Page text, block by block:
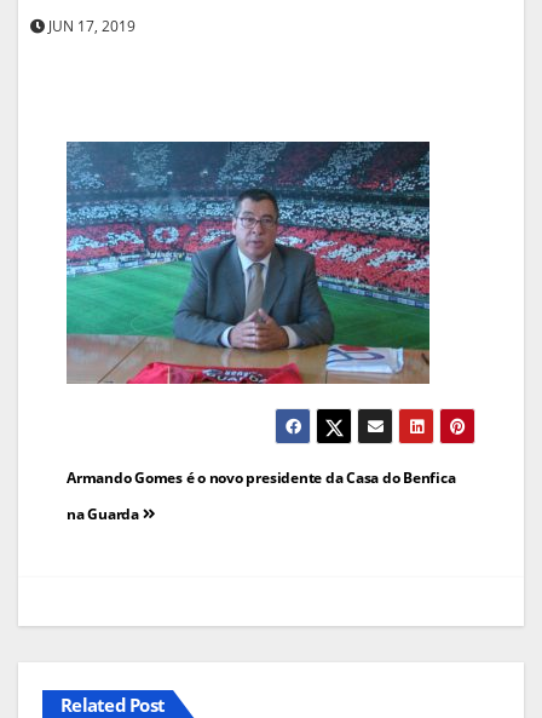
JUN 17, 2019
Navegação
de
Armando Gomes é o novo presidente da Casa do Benfica
na Guarda
Related Post